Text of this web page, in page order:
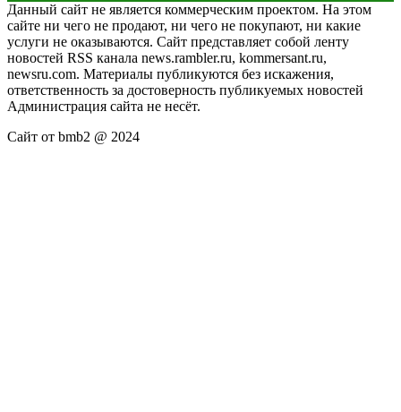
Данный сайт не является коммерческим проектом. На этом
сайте ни чего не продают, ни чего не покупают, ни какие
услуги не оказываются. Сайт представляет собой ленту
новостей RSS канала news.rambler.ru, kommersant.ru,
newsru.com. Материалы публикуются без искажения,
ответственность за достоверность публикуемых новостей
Администрация сайта не несёт.
Сайт от bmb2 @ 2024